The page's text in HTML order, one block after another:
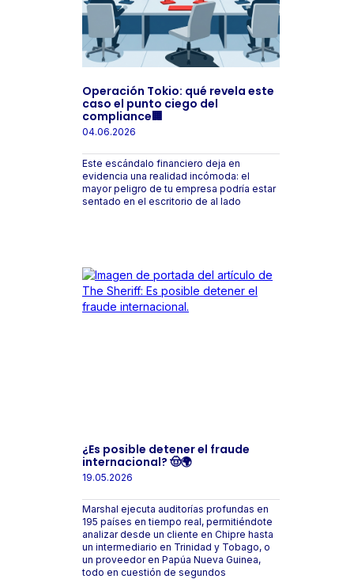
Operación Tokio: qué revela este
caso el punto ciego del
compliance🏢
04.06.2026
Este escándalo financiero deja en
evidencia una realidad incómoda: el
mayor peligro de tu empresa podría estar
sentado en el escritorio de al lado
¿Es posible detener el fraude
internacional? 🤠🌍
19.05.2026
Marshal ejecuta auditorías profundas en
195 países en tiempo real, permitiéndote
analizar desde un cliente en Chipre hasta
un intermediario en Trinidad y Tobago, o
un proveedor en Papúa Nueva Guinea,
todo en cuestión de segundos